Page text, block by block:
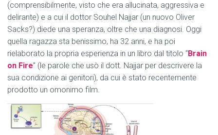
(comprensibilmente, visto che era allucinata, aggressiva e
delirante) e a cui il dottor Souhel Najjar (un nuovo Oliver
Sacks?) diede una speranza, oltre che una diagnosi. Oggi
quella ragazza sta benissimo, ha 32 anni, e ha poi
rielaborato la propria esperienza in un libro dal titolo “Brain
on Fire” (le parole che usò il dott. Najjar per descrivere la
sua condizione ai genitori), da cui è stato recentemente
prodotto un omonimo film.